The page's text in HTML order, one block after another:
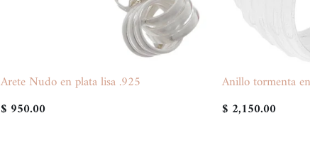
Arete Nudo en plata lisa .925
$ 950.00
Anillo tormenta
$ 2,150.00